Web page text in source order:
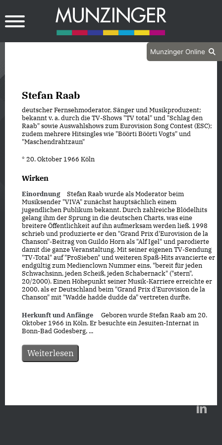
Munzinger Online
Stefan Raab
deutscher Fernsehmoderator, Sänger und Musikproduzent;
bekannt v. a. durch die TV-Shows "TV total" und "Schlag den
Raab" sowie Auswahlshows zum Eurovision Song Contest (ESC);
zudem mehrere Hitsingles wie "Böörti Böörti Vogts" und
"Maschendrahtzaun"
* 20. Oktober 1966 Köln
Wirken
Einordnung
Stefan Raab wurde als Moderator beim
Musiksender "VIVA" zunächst hauptsächlich einem
jugendlichen Publikum bekannt. Durch zahlreiche Blödelhits
gelang ihm der Sprung in die deutschen Charts, was eine
breitere Öffentlichkeit auf ihn aufmerksam werden ließ. 1998
schrieb und produzierte er den "Grand Prix d'Eurovision de la
Chanson"-Beitrag von Guildo Horn als "Alf Igel" und parodierte
damit die ganze Veranstaltung. Mit seiner eigenen TV-Sendung
"TV-Total" auf "ProSieben" und weiteren Spaß-Hits avancierte er
endgültig zum Medienclown Nummer eins, "bereit für jeden
Schwachsinn, jeden Scheiß, jeden Schabernack" ("stern",
20/2000). Einen Höhepunkt seiner Musik-Karriere erreichte er
2000, als er Deutschland beim "Grand Prix d'Eurovision de la
Chanson" mit "Wadde hadde dudde da" vertreten durfte.
Herkunft und Anfänge
Geboren wurde Stefan Raab am 20.
Oktober 1966 in Köln. Er besuchte ein Jesuiten-Internat in
Bonn-Bad Godesberg, ...
Weiterlesen